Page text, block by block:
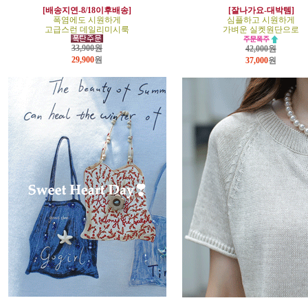
[배송지연-8/18이후배송]
폭염에도 시원하게
고급스런 데일리미시룩
33,900원
29,900원
[잘나가요-대박템]
심플하고 시원하게
가벼운 실켓원단으로
42,000원
37,000원